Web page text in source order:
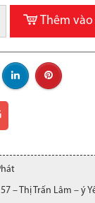
Thêm
– Thị Trấn Lâm – ý